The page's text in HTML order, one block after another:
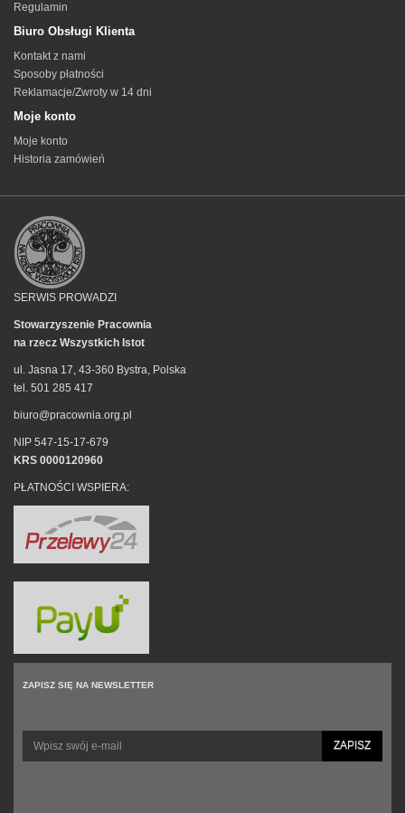
Regulamin
Biuro Obsługi Klienta
Kontakt z nami
Sposoby płatności
Reklamacje/Zwroty w 14 dni
Moje konto
Moje konto
Historia zamówień
SERWIS PROWADZI
Stowarzyszenie Pracownia
na rzecz Wszystkich Istot
ul. Jasna 17, 43-360 Bystra, Polska
tel. 501 285 417
biuro@pracownia.org.pl
NIP 547-15-17-679
KRS 0000120960
PŁATNOŚCI WSPIERA:
ZAPISZ SIĘ NA NEWSLETTER
ZAPISZ